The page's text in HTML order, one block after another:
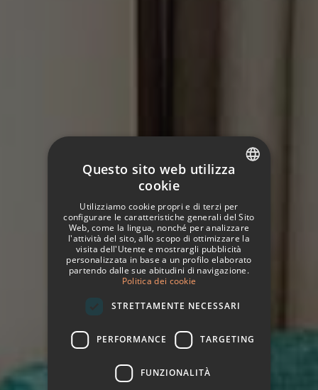
ITALIAN
FRENCH
GERMAN
Questo sito web utilizza
cookie
Utilizziamo cookie propri e di terzi per
configurare le caratteristiche generali del Sito
Web, come la lingua, nonché per analizzare
l'attività del sito, allo scopo di ottimizzare la
visita dell'Utente e mostrargli pubblicità
personalizzata in base a un profilo elaborato
partendo dalle sue abitudini di navigazione.
Politica dei cookie
STRETTAMENTE NECESSARI
PERFORMANCE TARGETING
FUNZIONALITÀ